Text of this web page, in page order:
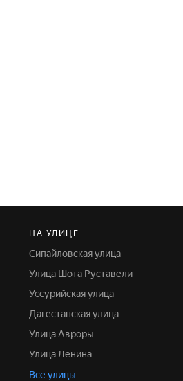
НА УЛИЦЕ
Сипайловская улица
Улица Шота Руставели
Уссурийская улица
Дагестанская улица
Улица Авроры
Улица Ленина
Все улицы